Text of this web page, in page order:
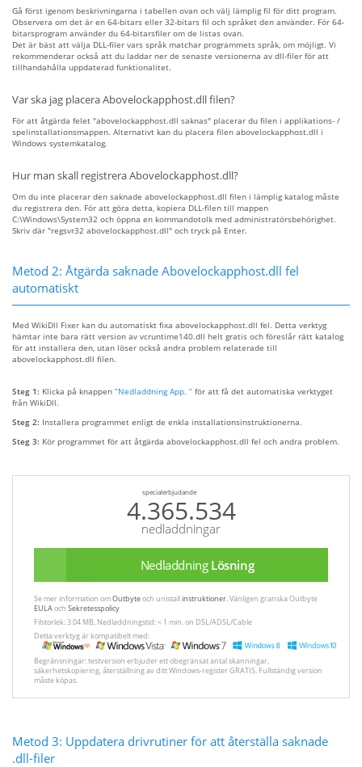
Gå först igenom beskrivningarna i tabellen ovan och välj lämplig fil för ditt program.
Observera om det är en 64-bitars eller 32-bitars fil och språket den använder. För 64-
bitarsprogram använder du 64-bitarsfiler om de listas ovan.
Det är bäst att välja DLL-filer vars språk matchar programmets språk, om möjligt. Vi
rekommenderar också att du laddar ner de senaste versionerna av dll-filer för att
tillhandahålla uppdaterad funktionalitet.
Var ska jag placera Abovelockapphost.dll filen?
För att åtgärda felet "abovelockapphost.dll saknas" placerar du filen i applikations- /
spelinstallationsmappen. Alternativt kan du placera filen abovelockapphost.dll i
Windows systemkatalog.
Hur man skall registrera Abovelockapphost.dll?
Om du inte placerar den saknade abovelockapphost.dll filen i lämplig katalog måste
du registrera den. För att göra detta, kopiera DLL-filen till mappen
C:\Windows\System32 och öppna en kommandotolk med administratörsbehörighet.
Skriv där "regsvr32 abovelockapphost.dll" och tryck på Enter.
Metod 2: Åtgärda saknade Abovelockapphost.dll fel
automatiskt
Med WikiDll Fixer kan du automatiskt fixa abovelockapphost.dll fel. Detta verktyg
hämtar inte bara rätt version av vcruntime140.dll helt gratis och föreslår rätt katalog
för att installera den, utan löser också andra problem relaterade till
abovelockapphost.dll filen.
Steg 1: Klicka på knappen “Nedladdning App. ” för att få det automatiska verktyget
från WikiDll.
Steg 2: Installera programmet enligt de enkla installationsinstruktionerna.
Steg 3: Kör programmet för att åtgärda abovelockapphost.dll fel och andra problem.
specialerbjudande
4.365.534
nedladdningar
Nedladdning Lösning
Se mer information omOutbyteoch unistallinstruktioner. Vänligen granska Outbyte
EULAoch Sekretesspolicy
Filstorlek: 3.04 MB, Nedladdningstid: < 1 min. on DSL/ADSL/Cable
Detta verktyg är kompatibelt med:
Begränsningar: testversion erbjuder ett obegränsat antal skanningar,
säkerhetskopiering, återställning av ditt Windows-register GRATIS. Fullständig version
måste köpas.
Metod 3: Uppdatera drivrutiner för att återställa saknade
.dll-filer